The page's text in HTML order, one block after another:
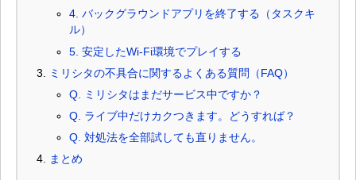
4. バックグラウンドアプリを終了する（タスクキ
ル）
5. 安定したWi-Fi環境でプレイする
ミリシタの不具合に関するよくある質問（FAQ）
Q. ミリシタはまだサービス中ですか？
Q. ライブ中だけカクつきます。どうすれば？
Q. 対処法を全部試しても直りません。
まとめ